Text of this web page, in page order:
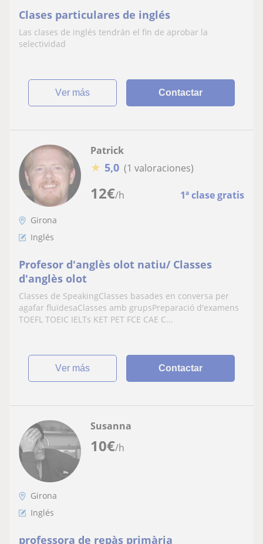
Clases particulares de inglés
Las clases de inglés tendrán el fin de aprobar la
selectividad
ver más Contactar
12€/h 1ª clase gratis
Patrick
★ 5,0 (1 valoraciones)
Girona
Inglés
Profesor d'anglès olot natiu/ Classes
d'anglès olot
Classes de SpeakingClasses basades en conversa per
agafar fluïdesaClasses amb grupsPreparació d'examens
TOEFL TOEIC IELTs KET PET FCE CAE C...
ver más Contactar
10€/h
Susanna
Girona
Inglés
professora de repàs primària